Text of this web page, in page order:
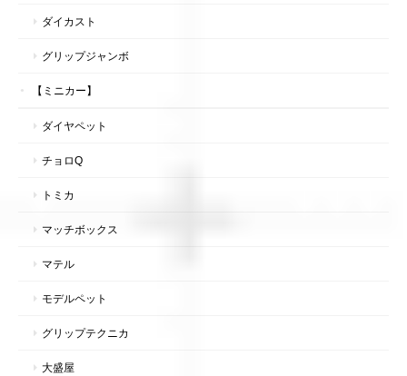
ダイカスト
グリップジャンボ
【ミニカー】
ダイヤペット
チョロQ
トミカ
マッチボックス
マテル
モデルペット
グリップテクニカ
大盛屋